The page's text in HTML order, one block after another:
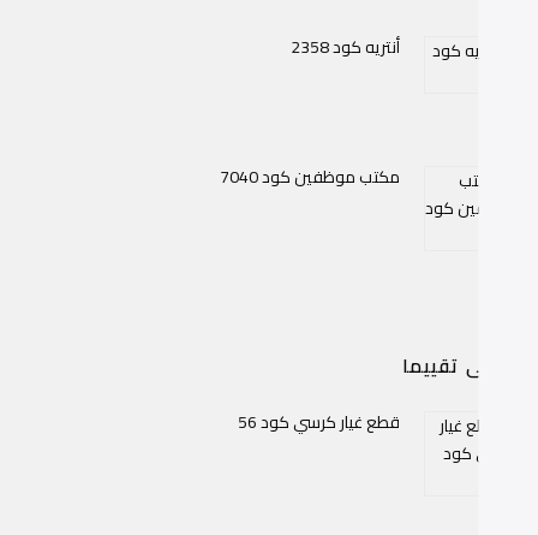
أنتريه كود 2358
مكتب موظفين كود 7040
تقييما
قطع غيار كرسي كود 56